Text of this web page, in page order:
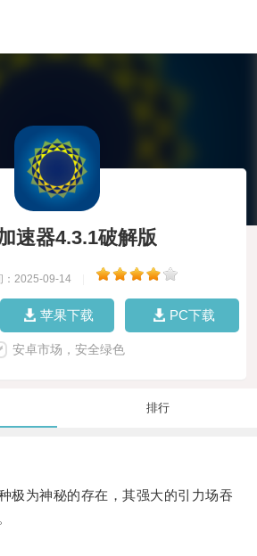
速器4.3.1破解版
：2025-09-14
苹果下载 PC下载
安卓市场，安全绿色
排行
为神秘的存在，其强大的引力场吞